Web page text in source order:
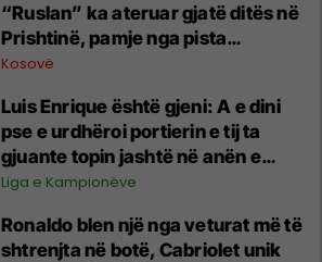
“Ruslan” ka ateruar gjatë ditës në
Prishtinë, pamje nga pista
publikohen edhe në rrjete sociale
Kosovë
Luis Enrique është gjeni: A e dini
pse e urdhëroi portierin e tij ta
gjuante topin jashtë në anën e
majtë?
Liga e Kampionëve
Ronaldo blen një nga veturat më të
shtrenjta në botë, Cabriolet unik